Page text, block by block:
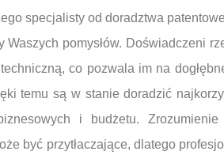
specjalisty od doradztwa
Waszych pomysłów. Doświadczeni
co pozwala im na
temu są w stanie doradzić
i budżetu.
być przytłaczające, dlatego